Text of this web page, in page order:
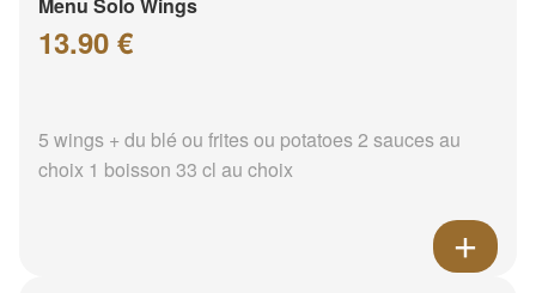
Menu Solo Wings
13.90 €
5 wings + du blé ou frites ou potatoes 2 sauces au
choix 1 boisson 33 cl au choix